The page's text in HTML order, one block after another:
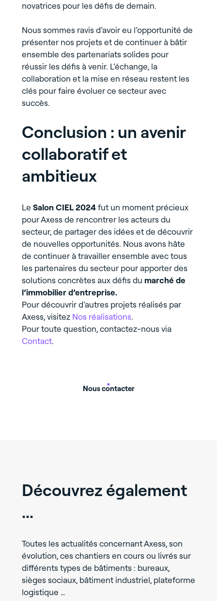
novatrices pour les défis de demain.
Nous sommes ravis d’avoir eu l’opportunité de
présenter nos projets et de continuer à bâtir
ensemble des partenariats solides pour
réussir les défis à venir. L’échange, la
collaboration et la mise en réseau restent les
clés pour faire évoluer ce secteur avec
succès.
Conclusion : un avenir
collaboratif et
ambitieux
Le Salon CIEL 2024fut un moment précieux
pour Axess de rencontrer les acteurs du
secteur, de partager des idées et de découvrir
de nouvelles opportunités. Nous avons hâte
de continuer à travailler ensemble avec tous
les partenaires du secteur pour apporter des
solutions concrètes aux défis du marché de
l’immobilier d’entreprise.
Pour découvrir d’autres projets réalisés par
Axess, visitez Nos réalisations.
Pour toute question, contactez-nous via
Contact.
Nous contacter
Découvrez également
...
Toutes les actualités concernant Axess, son
évolution, ces chantiers en cours ou livrés sur
différents types de bâtiments : bureaux,
sièges sociaux, bâtiment industriel, plateforme
logistique …